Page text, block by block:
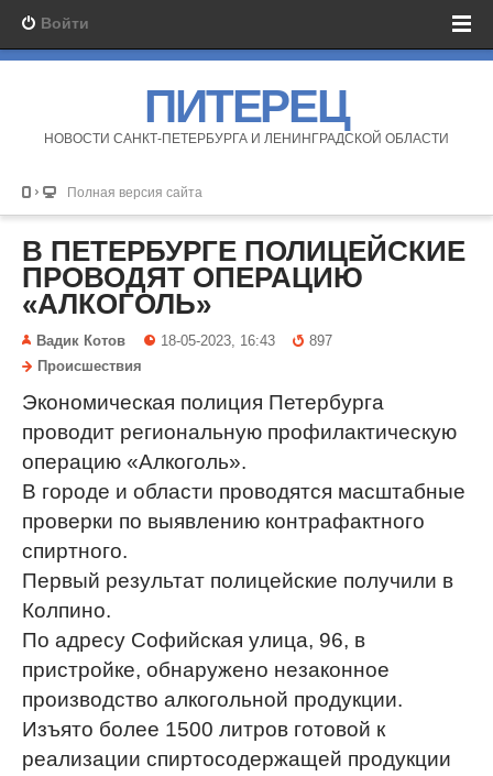
Войти
ПИТЕРЕЦ
НОВОСТИ САНКТ-ПЕТЕРБУРГА И ЛЕНИНГРАДСКОЙ ОБЛАСТИ
Полная версия сайта
В ПЕТЕРБУРГЕ ПОЛИЦЕЙСКИЕ
ПРОВОДЯТ ОПЕРАЦИЮ
«АЛКОГОЛЬ»
Вадик Котов 18-05-2023, 16:43
897
Происшествия
Экономическая полиция Петербурга
проводит региональную профилактическую
операцию «Алкоголь».
В городе и области проводятся масштабные
проверки по выявлению контрафактного
спиртного.
Первый результат полицейские получили в
Колпино.
По адресу Софийская улица, 96, в
пристройке, обнаружено незаконное
производство алкогольной продукции.
Изъято более 1500 литров готовой к
реализации спиртосодержащей продукции